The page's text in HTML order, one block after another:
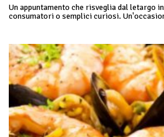
Un appuntamento che risveglia dal letargo
consumatori o semplici curiosi.